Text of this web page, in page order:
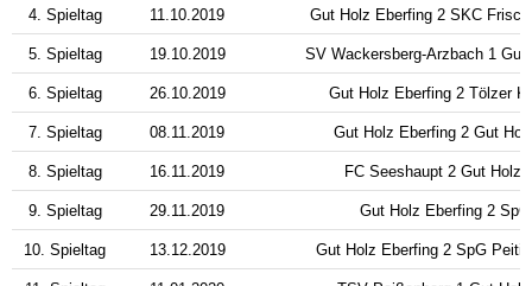
4. Spieltag 11.10.2019 Gut Holz Eberfing 2 SKC
5. Spieltag 19.10.2019 SV Wackersberg-Arzbach 1 Gut
6. Spieltag 26.10.2019 Gut Holz Eberfing 2 Tölzer
7. Spieltag 08.11.2019 Gut Holz Eberfing 2 Gut
8. Spieltag 16.11.2019 FC Seeshaupt 2 Gut Holz
9. Spieltag 29.11.2019 Gut Holz Eberfing 2
10. Spieltag 13.12.2019 Gut Holz Eberfing 2 SpG